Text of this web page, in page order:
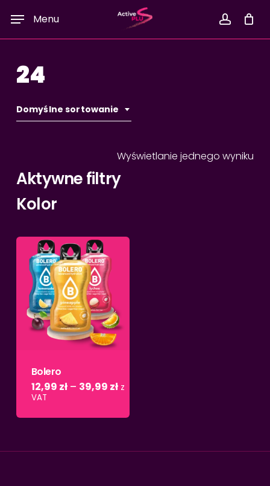
content
Menu
Close
24
Domyślne sortowanie
Wyświetlanie jednego wyniku
Aktywne filtry
Kolor
Bolero
12,99 zł– 39,99 zł z
VAT